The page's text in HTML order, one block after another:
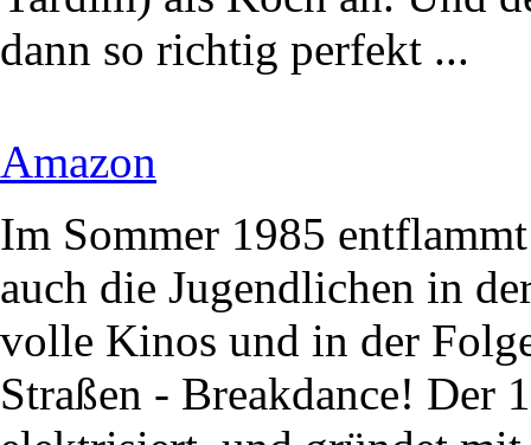
dann so richtig perfekt ...
Amazon
Im Sommer 1985
auch die Jugendlichen in
volle Kinos und in der
Straßen - Breakdance! Der